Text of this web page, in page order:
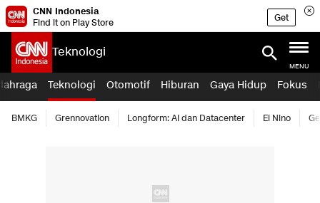
CNN Indonesia
Find it on Play Store
Get
Teknologi
MENU
Teknologi Otomotif Hiburan Gaya Hidup Fokus
BMKG Grennovation Longform: AI dan Datacenter El Nino